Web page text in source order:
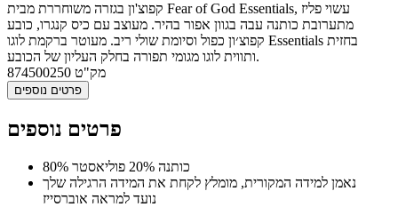
קפוצ'ון בגזרה משוחררת מבית Fear of God Essentials, עשוי פליז
מתערובת כותנה עבה בגוון אפור בהיר. מעוצב עם כיס קנגרו, כובע
קפוצ׳ון כפול וסיומת שולי ריב. מעוטר ברקמת לוגו Essentials בחזית
ותווית לוגו מגומי תפורה בחלק העליון של הכובע.
מק"ט 874500250
פרטים נוספים
פרטים נוספים
80% כותנה 20% פוליאסטר
נאמן למידה המקורית, מומלץ לקחת את המידה הרגילה שלך
נועד למראה אוברסייז